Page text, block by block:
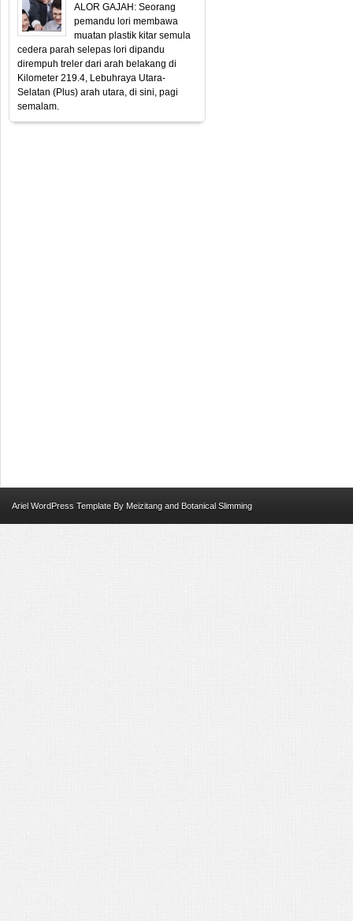
ALOR GAJAH: Seorang
pemandu lori membawa
muatan plastik kitar semula
cedera parah selepas lori dipandu
dirempuh treler dari arah belakang di
Kilometer 219.4, Lebuhraya Utara-
Selatan (Plus) arah utara, di sini, pagi
semalam.
Ariel WordPress Template By Meizitang and Botanical Slimming